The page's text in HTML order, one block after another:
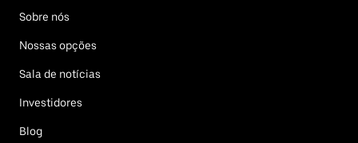
Sobre nós
Nossas opções
Sala de notícias
Investidores
Blog